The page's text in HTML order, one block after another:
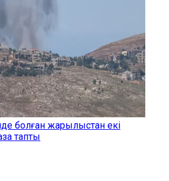
болған жарылыстан екі
тапты